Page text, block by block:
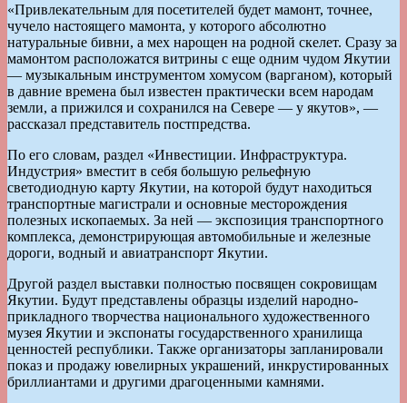
«Привлекательным для посетителей будет мамонт, точнее,
чучело настоящего мамонта, у которого абсолютно
натуральные бивни, а мех нарощен на родной скелет. Сразу за
мамонтом расположатся витрины с еще одним чудом Якутии
— музыкальным инструментом хомусом (варганом), который
в давние времена был известен практически всем народам
земли, а прижился и сохранился на Севере — у якутов», —
рассказал представитель постпредства.
По его словам, раздел «Инвестиции. Инфраструктура.
Индустрия» вместит в себя большую рельефную
светодиодную карту Якутии, на которой будут находиться
транспортные магистрали и основные месторождения
полезных ископаемых. За ней — экспозиция транспортного
комплекса, демонстрирующая автомобильные и железные
дороги, водный и авиатранспорт Якутии.
Другой раздел выставки полностью посвящен сокровищам
Якутии. Будут представлены образцы изделий народно-
прикладного творчества национального художественного
музея Якутии и экспонаты государственного хранилища
ценностей республики. Также организаторы запланировали
показ и продажу ювелирных украшений, инкрустированных
бриллиантами и другими драгоценными камнями.